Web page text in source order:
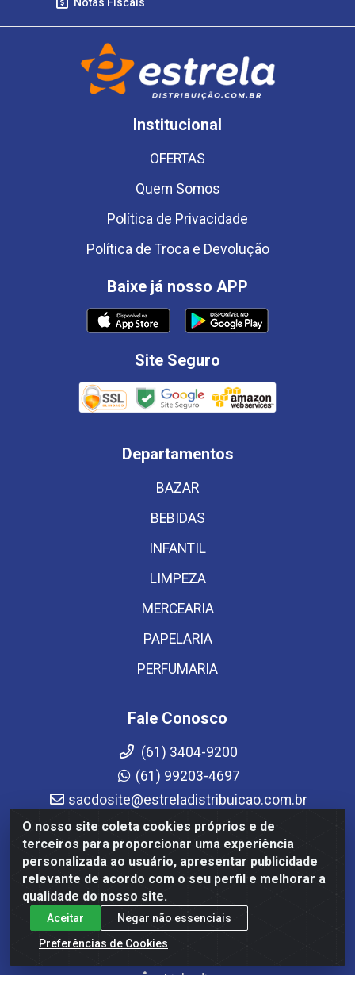
O nosso site coleta cookies próprios e de
terceiros para proporcionar uma experiência
personalizada ao usuário, apresentar publicidade
relevante de acordo com o seu perfil e melhorar a
qualidade do nosso site.
Aceitar
Negar não essenciais
Preferências de Cookies
Institucional
OFERTAS
Quem Somos
Política de Privacidade
Política de Troca e Devolução
Baixe já nosso APP
Site Seguro
Departamentos
BAZAR
BEBIDAS
INFANTIL
LIMPEZA
MERCEARIA
PAPELARIA
PERFUMARIA
Fale Conosco
(61) 3404-9200
(61) 99203-4697
sacdosite@estreladistribuicao.com.br
Atendimento de segunda a sexta-feira das 08h às
12h e das 13h30 às 17h30
Redes Sociais
Instagram
Facebook
Linkedin